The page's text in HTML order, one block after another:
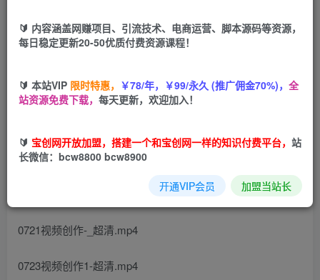
立即购买
课程目录：
0718做视频流程思路-_超清.mp4
0721视频创作-_超清.mp4
0723视频创作1-超清.mp4
🔰 内容涵盖网赚项目、引流技术、电商运营、脚本源码等资源，
每日稳定更新20-50优质付费资源课程！
🔰 本站VIP 限时特惠， ￥78/年，￥99/永久 (推广佣金70%)， 全
站资源免费下载， 每天更新，欢迎加入！
🔰 宝创网开放加盟，搭建一个和宝创网一样的知识付费平台， 站
长微信：bcw8800 bcw8900
开通VIP会员 加盟当站长